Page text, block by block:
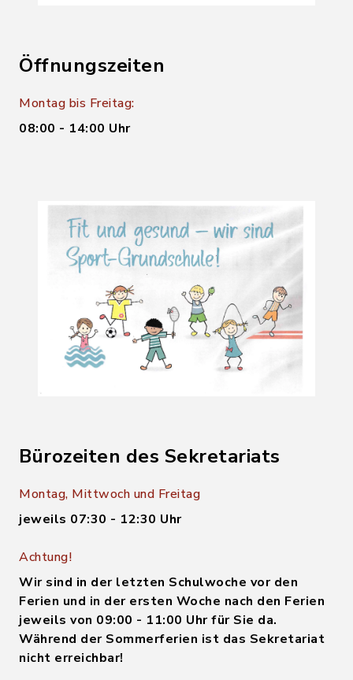
Öffnungszeiten
Montag bis Freitag:
08:00 - 14:00 Uhr
Bürozeiten des Sekretariats
Montag, Mittwoch und Freitag
jeweils 07:30 - 12:30 Uhr
Achtung!
Wir sind in der letzten Schulwoche vor den
Ferien und in der ersten Woche nach den Ferien
jeweils von 09:00 - 11:00 Uhr für Sie da.
Während der Sommerferien ist das Sekretariat
nicht erreichbar!